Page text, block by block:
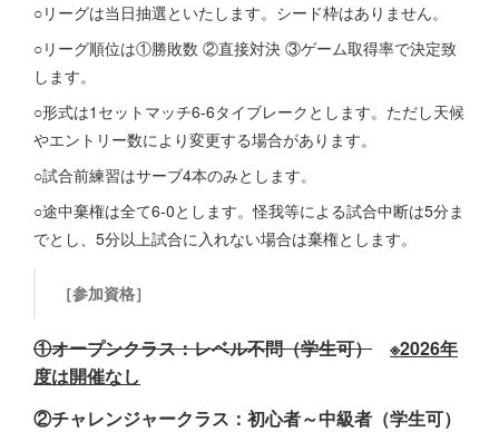
○リーグは当日抽選といたします。シード枠はありません。
○リーグ順位は①勝敗数 ②直接対決 ③ゲーム取得率で決定致
します。
○形式は1セットマッチ6-6タイブレークとします。ただし天候
やエントリー数により変更する場合があります。
○試合前練習はサーブ4本のみとします。
○途中棄権は全て6-0とします。怪我等による試合中断は5分ま
でとし、5分以上試合に入れない場合は棄権とします。
［参加資格］
①オープンクラス：レベル不問（学生可）
※2026年
度は開催なし
②チャレンジャークラス：初心者～中級者（学生可）